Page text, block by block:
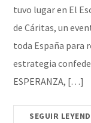
tuvo lugar en El
de Cáritas, un
toda España para
estrategia
ESPERANZA, […]
SEGUIR